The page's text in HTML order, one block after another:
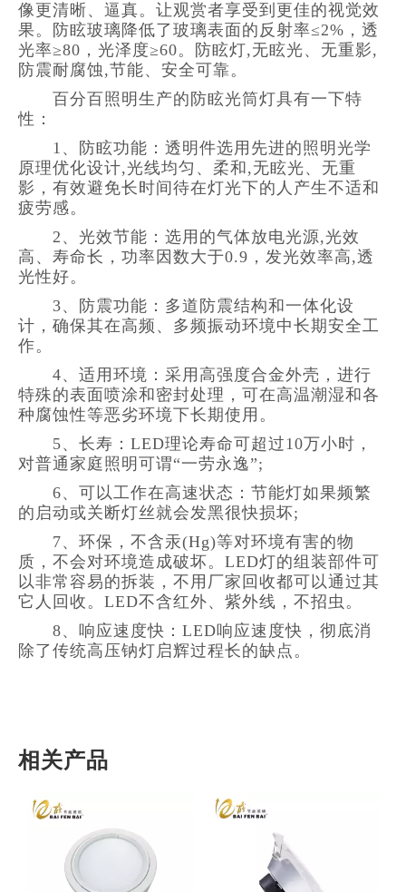
像更清晰、逼真。让观赏者享受到更佳的视觉效
果。防眩玻璃降低了玻璃表面的反射率≤2%，透
光率≥80，光泽度≥60。防眩灯,无眩光、无重影,
防震耐腐蚀,节能、安全可靠。
百分百照明生产的防眩光筒灯具有一下特
性：
1、防眩功能：透明件选用先进的照明光学
原理优化设计,光线均匀、柔和,无眩光、无重
影，有效避免长时间待在灯光下的人产生不适和
疲劳感。
2、光效节能：选用的气体放电光源,光效
高、寿命长，功率因数大于0.9，发光效率高,透
光性好。
3、防震功能：多道防震结构和一体化设
计，确保其在高频、多频振动环境中长期安全工
作。
4、适用环境：采用高强度合金外壳，进行
特殊的表面喷涂和密封处理，可在高温潮湿和各
种腐蚀性等恶劣环境下长期使用。
5、长寿：LED理论寿命可超过10万小时，
对普通家庭照明可谓“一劳永逸”;
6、可以工作在高速状态：节能灯如果频繁
的启动或关断灯丝就会发黑很快损坏;
7、环保，不含汞(Hg)等对环境有害的物
质，不会对环境造成破坏。LED灯的组装部件可
以非常容易的拆装，不用厂家回收都可以通过其
它人回收。LED不含红外、紫外线，不招虫。
8、响应速度快：LED响应速度快，彻底消
除了传统高压钠灯启辉过程长的缺点。
相关产品